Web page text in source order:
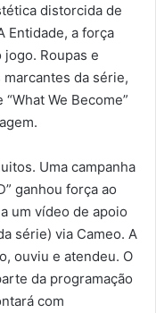
distorcida de
Entidade, a força
Roupas e
da série,
We Become”
Uma campanha
ganhou força ao
um vídeo de apoio
série) via Cameo. A
ouviu e atendeu. O
da programação
com